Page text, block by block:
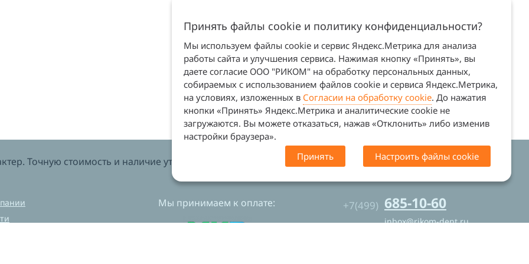
Точную стоимость и наличие уточняйте у менеджеров. Сайт не является офертой (ст. 437 ГК
Мы принимаем к оплате: +7(499) 685-10-60
inbox@rikom-dent.ru
Принять файлы cookie и политику конфиденциальности?
Мы используем файлы cookie и сервис Яндекс.Метрика для анализа
работы сайта и улучшения сервиса. Нажимая кнопку «Принять», вы
даете согласие ООО "РИКОМ" на обработку персональных данных,
собираемых с использованием файлов cookie и сервиса Яндекс.Метрика,
на условиях, изложенных в Согласии на обработку cookie. До нажатия
кнопки «Принять» Яндекс.Метрика и аналитические cookie не
загружаются. Вы можете отказаться, нажав «Отклонить» либо изменив
настройки браузера».
Принять
Настроить файлы cookie